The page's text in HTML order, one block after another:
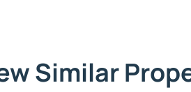
Similar